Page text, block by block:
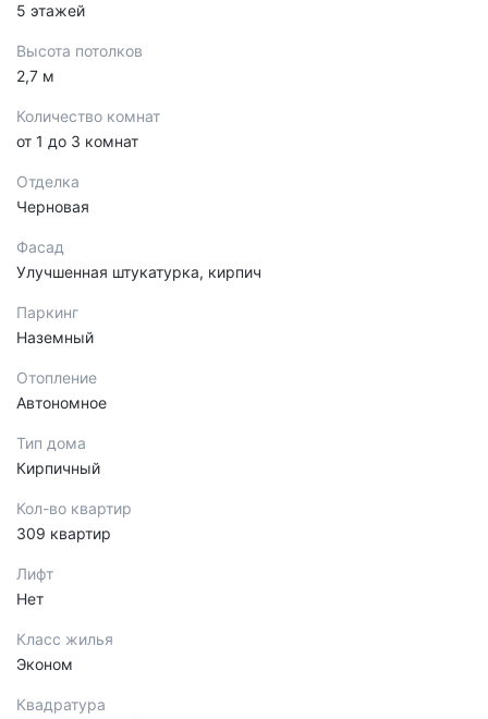
5 этажей
Высота потолков
2,7 м
Количество комнат
от 1 до 3 комнат
Отделка
Черновая
Фасад
Улучшенная штукатурка, кирпич
Паркинг
Наземный
Отопление
Автономное
Тип дома
Кирпичный
Кол-во квартир
309 квартир
Лифт
Нет
Класс жилья
Эконом
Квадратура